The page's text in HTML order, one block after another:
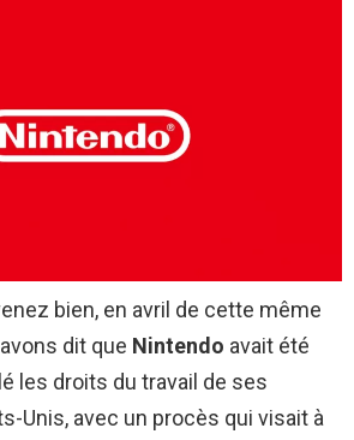
bien, en avril de cette même
dit que Nintendo avait été
les droits du travail de ses
Unis, avec un procès qui visait à